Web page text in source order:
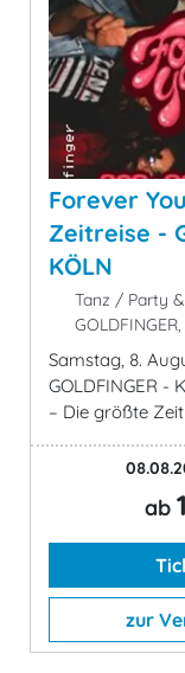
Forever
Zeitreise -
KÖLN
Tanz / Party
Samstag, 8.
GOLDFINGER -
– Die größte
ab
zur